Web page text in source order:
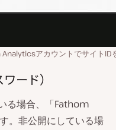
アカウントでサイトID
ード）
る場合、「Fathom
。非公開にしている場